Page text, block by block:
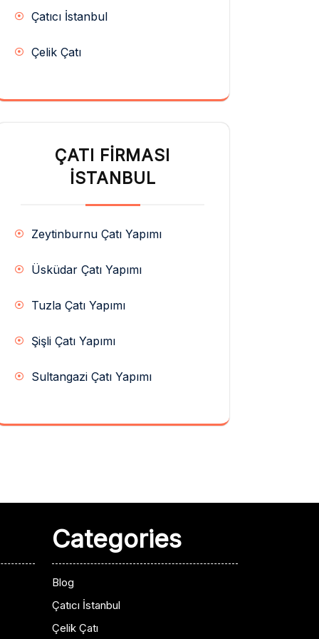
Çatıcı İstanbul
Çelik Çatı
ÇATI FIRMASI
İSTANBUL
Zeytinburnu Çatı Yapımı
Üsküdar Çatı Yapımı
Tuzla Çatı Yapımı
Şişli Çatı Yapımı
Sultangazi Çatı Yapımı
Categories
Blog
Çatıcı İstanbul
Çelik Çatı